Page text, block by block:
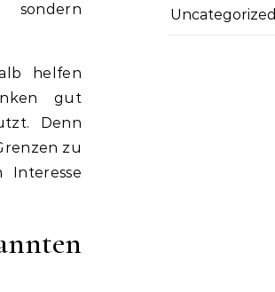
helfen
gut
Denn
zu
Uncategorized